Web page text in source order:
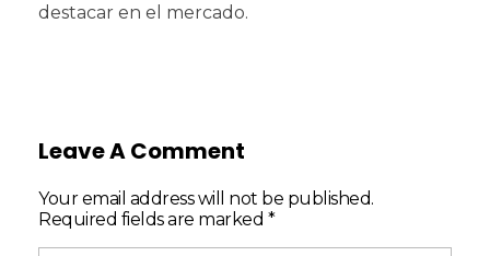
destacar en el mercado.
Leave A Comment
Your email address will not be published.
Required fields are marked *